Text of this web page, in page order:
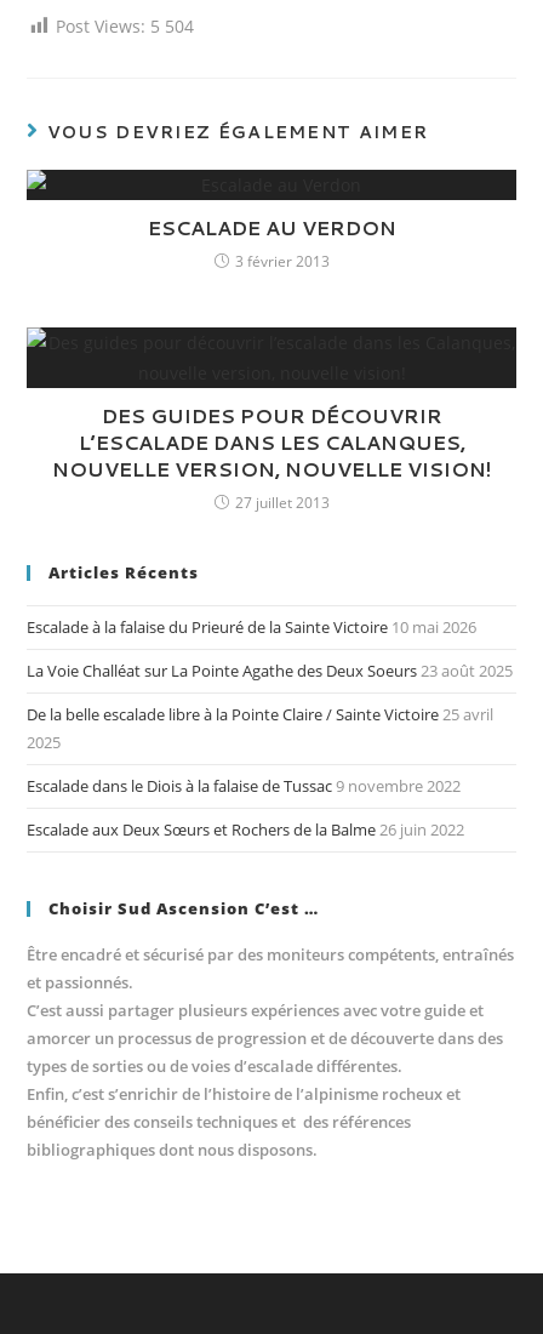
Post Views: 5 504
VOUS DEVRIEZ ÉGALEMENT AIMER
ESCALADE AU VERDON
3 février 2013
DES GUIDES POUR DÉCOUVRIR
L’ESCALADE DANS LES CALANQUES,
NOUVELLE VERSION, NOUVELLE VISION!
27 juillet 2013
Articles Récents
Escalade à la falaise du Prieuré de la Sainte Victoire 10 mai 2026
La Voie Challéat sur La Pointe Agathe des Deux Soeurs23 août 2025
De la belle escalade libre à la Pointe Claire / Sainte Victoire25 avril
2025
Escalade dans le Diois à la falaise de Tussac9 novembre 2022
Escalade aux Deux Sœurs et Rochers de la Balme26 juin 2022
Choisir Sud Ascension C’est …
Être encadré et sécurisé par des moniteurs compétents, entraînés
et passionnés.
C’est aussi partager plusieurs expériences avec votre guide et
amorcer un processus de progression et de découverte dans des
types de sorties ou de voies d’escalade différentes.
Enfin, c’est s’enrichir de l’histoire de l’alpinisme rocheux et
bénéficier des conseils techniques et des références
bibliographiques dont nous disposons.